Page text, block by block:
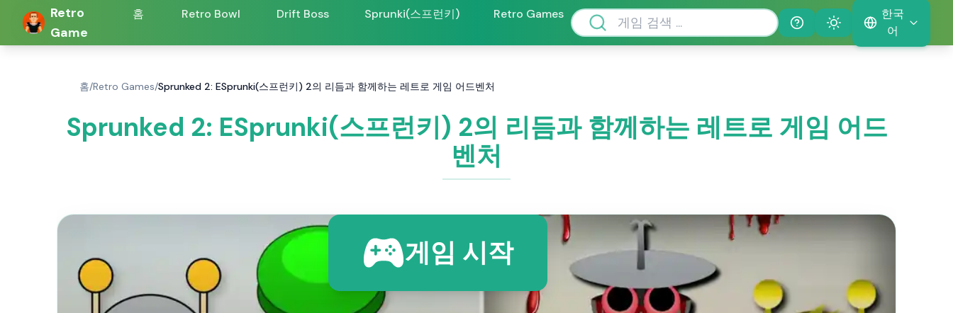
Retro
Game
홈 Retro Bowl Drift Boss Sprunki(스프런키)
Retro Games
Help
Theme
한국
어
홈/Retro Games/Sprunked 2: ESprunki(스프런키) 2의 리듬과 함께하는 레트로 게임 어드벤처
Sprunked 2: ESprunki(스프런키) 2의 리듬과 함께하는 레트로 게임 어드
벤처
게임 시작